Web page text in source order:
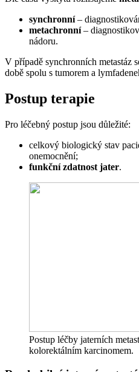
synchronní–
metachronní–
nádoru.
V případě synchronních metastáz
době spolu s tumorem a
Postup terapie
Pro léčebný postup jsou důležité:
celkový biologický stav
onemocnění;
funkční zdatnost jater.
Postup léčby jaterních
kolorektálním karcinomem.